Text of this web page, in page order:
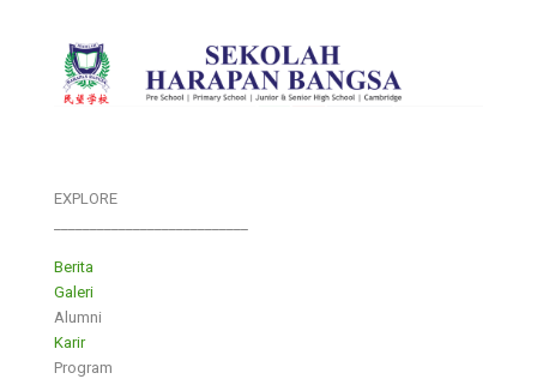
EXPLORE
Berita
Galeri
Alumni
Karir
Program